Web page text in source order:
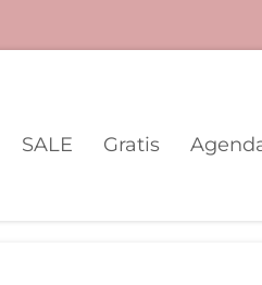
SALE Gratis